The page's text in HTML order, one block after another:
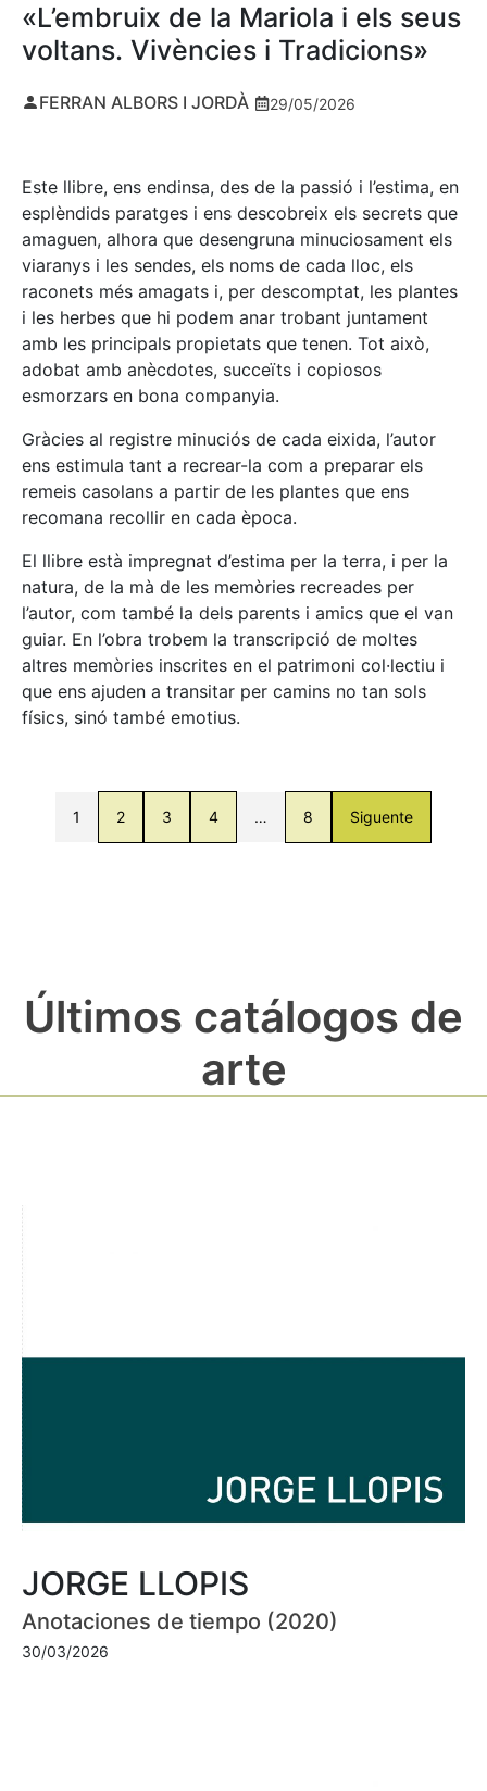
«L’embruix de la Mariola i els seus
voltans. Vivències i Tradicions»
FERRAN ALBORS I JORDÀ 29/05/2026
Este llibre, ens endinsa, des de la passió i l’estima, en
esplèndids paratges i ens descobreix els secrets que
amaguen, alhora que desengruna minuciosament els
viaranys i les sendes, els noms de cada lloc, els
raconets més amagats i, per descomptat, les plantes
i les herbes que hi podem anar trobant juntament
amb les principals propietats que tenen. Tot això,
adobat amb anècdotes, succeïts i copiosos
esmorzars en bona companyia.
Gràcies al registre minuciós de cada eixida, l’autor
ens estimula tant a recrear-la com a preparar els
remeis casolans a partir de les plantes que ens
recomana recollir en cada època.
El llibre està impregnat d’estima per la terra, i per la
natura, de la mà de les memòries recreades per
l’autor, com també la dels parents i amics que el van
guiar. En l’obra trobem la transcripció de moltes
altres memòries inscrites en el patrimoni col·lectiu i
que ens ajuden a transitar per camins no tan sols
físics, sinó també emotius.
1 2 3 4 … 8 Siguente
Últimos catálogos de
arte
JORGE LLOPIS
Anotaciones de tiempo (2020)
30/03/2026